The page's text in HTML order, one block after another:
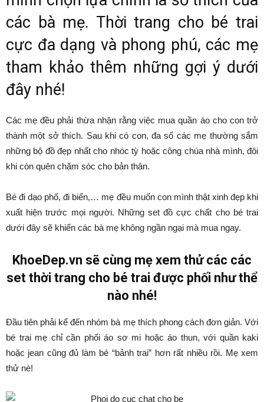
các bà mẹ. Thời trang cho bé trai
cực đa dạng và phong phú, các mẹ
tham khảo thêm những gợi ý dưới
đây nhé!
Các mẹ đều phải thừa nhận rằng việc mua quần áo cho con trở
thành một sở thích. Sau khi có con, đa số các mẹ thường sắm
những bộ đồ đẹp nhất cho nhóc tỳ hoặc công chúa nhà mình, đôi
khi còn quên chăm sóc cho bản thân.
Bé đi dạo phố, đi biển,… mẹ đều muốn con mình thật xinh đẹp khi
xuất hiện trước mọi người. Những set đồ cực chất cho bé trai
dưới đây sẽ khiến các bà mẹ không ngần ngại mà mua ngay.
KhoeDep.vn sẽ cùng mẹ xem thử các các
set thời trang cho bé trai được phối như thể
nào nhé!
Đầu tiên phải kể đến nhóm bà mẹ thích phong cách đơn giản. Với
bé trai mẹ chỉ cần phối áo sơ mi hoặc áo thun, với quần kaki
hoặc jean cũng đủ làm bé “bảnh trai” hơn rất nhiều rồi. Mẹ xem
thử nè!